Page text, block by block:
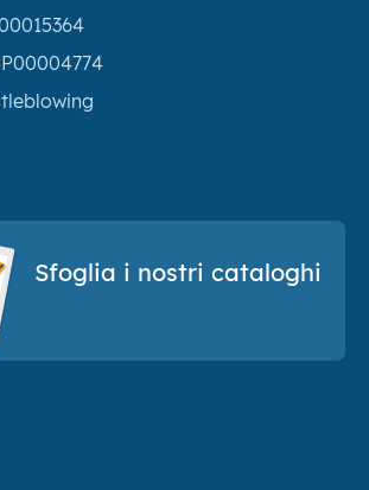
Sfoglia i nostri cataloghi